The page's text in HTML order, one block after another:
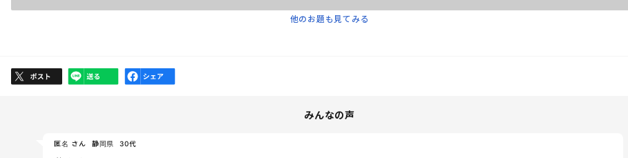
他のお題も見てみる
みんなの声
匿名 さん 静岡県 30代